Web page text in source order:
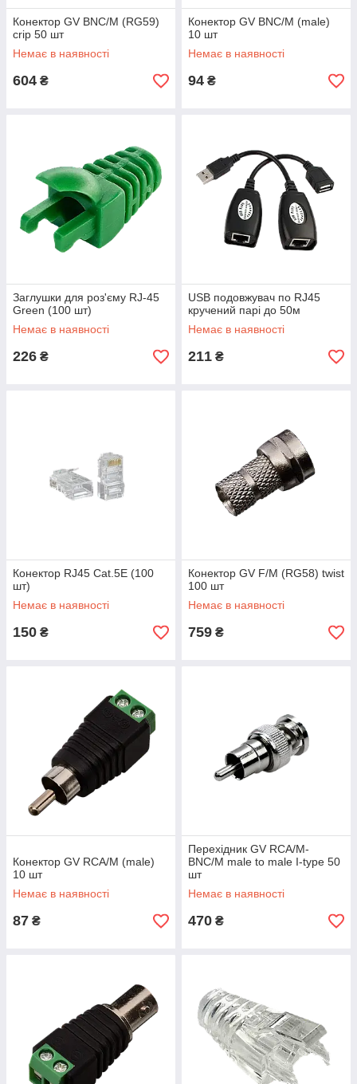
Конектор GV BNC/M (RG59)
crip 50 шт
Немає в наявності
604 ₴
Конектор GV BNC/M (male)
10 шт
Немає в наявності
94 ₴
Заглушки для роз'єму RJ-45
Green (100 шт)
Немає в наявності
226 ₴
USB подовжувач по RJ45
кручений парі до 50м
Немає в наявності
211 ₴
Конектор RJ45 Cat.5E (100
шт)
Немає в наявності
150 ₴
Конектор GV F/M (RG58) twist
100 шт
Немає в наявності
759 ₴
Конектор GV RCA/M (male)
10 шт
Немає в наявності
87 ₴
Перехідник GV RCA/M-
BNC/M male to male I-type 50
шт
Немає в наявності
470 ₴